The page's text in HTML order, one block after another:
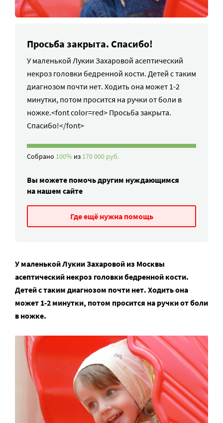
Просьба закрыта. Спасибо!
У маленькой Лукии Захаровой асептический
некроз головки бедренной кости. Детей с таким
диагнозом почти нет. Ходить она может 1-2
минутки, потом просится на ручки от боли в
ножке.<font color=red> Просьба закрыта.
Спасибо!</font>
Собрано 100% из 170 000 руб.
Вы можете помочь другим нуждающимся
на нашем сайте
Где ещё нужна помощь
У маленькой Лукии Захаровой из Москвы
асептический некроз головки бедренной кости.
Детей с таким диагнозом почти нет. Ходить она
может 1-2 минутки, потом просится на ручки от боли
в ножке.